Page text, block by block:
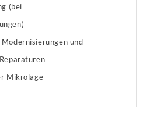
(bei
und
Mikrolage